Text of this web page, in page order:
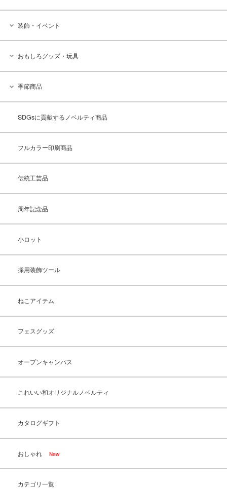
装飾・イベント
おもしろグッズ・玩具
季節商品
SDGsに貢献するノベルティ商品
フルカラー印刷商品
伝統工芸品
周年記念品
小ロット
採用装飾ツール
ねこアイテム
フェスグッズ
オープンキャンパス
これいい和オリジナルノベルティ
カタログギフト
おしゃれ New
カテゴリ一覧